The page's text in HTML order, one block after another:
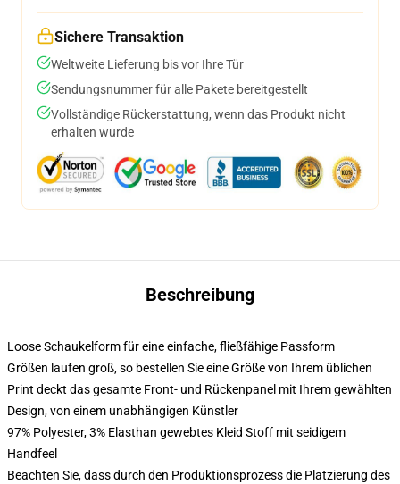
Sichere Transaktion
Weltweite Lieferung bis vor Ihre Tür
Sendungsnummer für alle Pakete bereitgestellt
Vollständige Rückerstattung, wenn das Produkt nicht
erhalten wurde
Beschreibung
Loose Schaukelform für eine einfache, fließfähige Passform
Größen laufen groß, so bestellen Sie eine Größe von Ihrem üblichen
Print deckt das gesamte Front- und Rückenpanel mit Ihrem gewählten
Design, von einem unabhängigen Künstler
97% Polyester, 3% Elasthan gewebtes Kleid Stoff mit seidigem
Handfeel
Beachten Sie, dass durch den Produktionsprozess die Platzierung des